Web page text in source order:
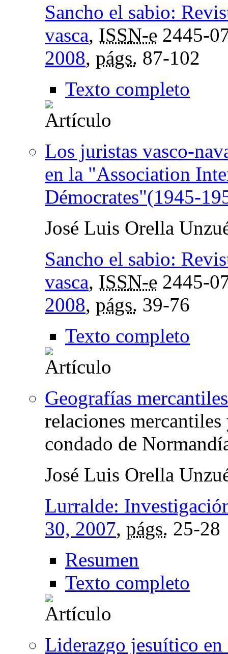
Sancho el sabio:
vasca, ISSN-e 2445-
2008, págs. 87-102
Texto completo
Los juristas vasco-
en la "Association
Démocrates"(1945-
José Luis Orella
Sancho el sabio:
vasca, ISSN-e 2445-
2008, págs. 39-76
Texto completo
Geografías
relaciones
condado de
José Luis Orella
Lurralde:
30, 2007, págs. 25-28
Resumen
Texto completo
Liderazgo jesuítico